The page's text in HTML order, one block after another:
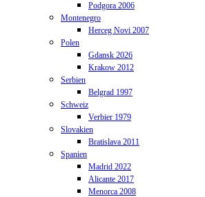
Podgora 2006
Montenegro
Herceg Novi 2007
Polen
Gdansk 2026
Krakow 2012
Serbien
Belgrad 1997
Schweiz
Verbier 1979
Slovakien
Bratislava 2011
Spanien
Madrid 2022
Alicante 2017
Menorca 2008